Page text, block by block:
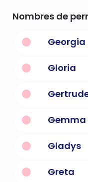
Nombres de
Georgia
Gloria
Gemma
Gladys
Greta